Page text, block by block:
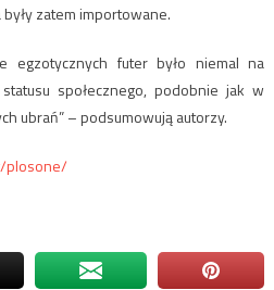
zatem importowane.
egzotycznych futer było niemal na
społecznego, podobnie jak w
ubrań” – podsumowują autorzy.
plosone/